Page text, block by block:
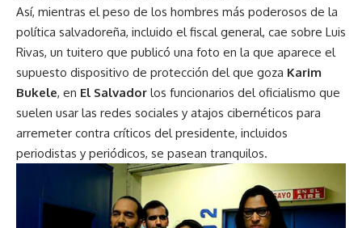
Así, mientras el peso de los hombres más poderosos de la
política salvadoreña, incluido el fiscal general, cae sobre Luis
Rivas, un tuitero que publicó una foto en la que aparece el
supuesto dispositivo de protección del que goza Karim
Bukele, en El Salvador los funcionarios del oficialismo que
suelen usar las redes sociales y atajos cibernéticos para
arremeter contra críticos del presidente, incluidos
periodistas y periódicos, se pasean tranquilos.